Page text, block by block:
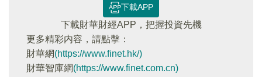
下載APP
下載財華財經APP，把握投資先機
更多精彩内容，請點擊：
財華網(https://www.finet.hk/)
財華智庫網(https://www.finet.com.cn)